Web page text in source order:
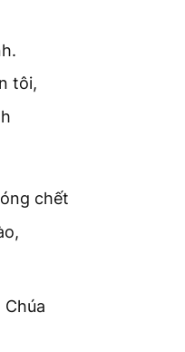
tôi,
chết